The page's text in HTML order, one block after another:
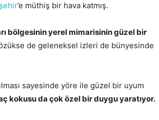
’e müthiş bir hava katmış.
bölgesinin yerel mimarisinin güzel bir
de geleneksel izleri de bünyesinde
sayesinde yöre ile güzel bir uyum
kokusu da çok özel bir duygu yaratıyor.